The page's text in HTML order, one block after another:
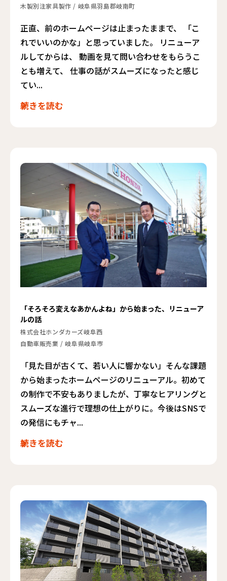
木製別注家具製作 / 岐阜県羽島郡岐南町
正直、前のホームページは止まったままで、 「こ
れでいいのかな」と思っていました。 リニューア
ルしてからは、 動画を見て問い合わせをもらうこ
とも増えて、 仕事の話がスムーズになったと感じ
てい...
続きを読む
「そろそろ変えなあかんよね」から始まった、リニューア
ルの話
株式会社ホンダカーズ岐阜西
自動車販売業 /岐阜県岐阜市
「見た目が古くて、若い人に響かない」そんな課題
から始まったホームページのリニューアル。初めて
の制作で不安もありましたが、丁寧なヒアリングと
スムーズな進行で理想の仕上がりに。今後はSNSで
の発信にもチャ...
続きを読む